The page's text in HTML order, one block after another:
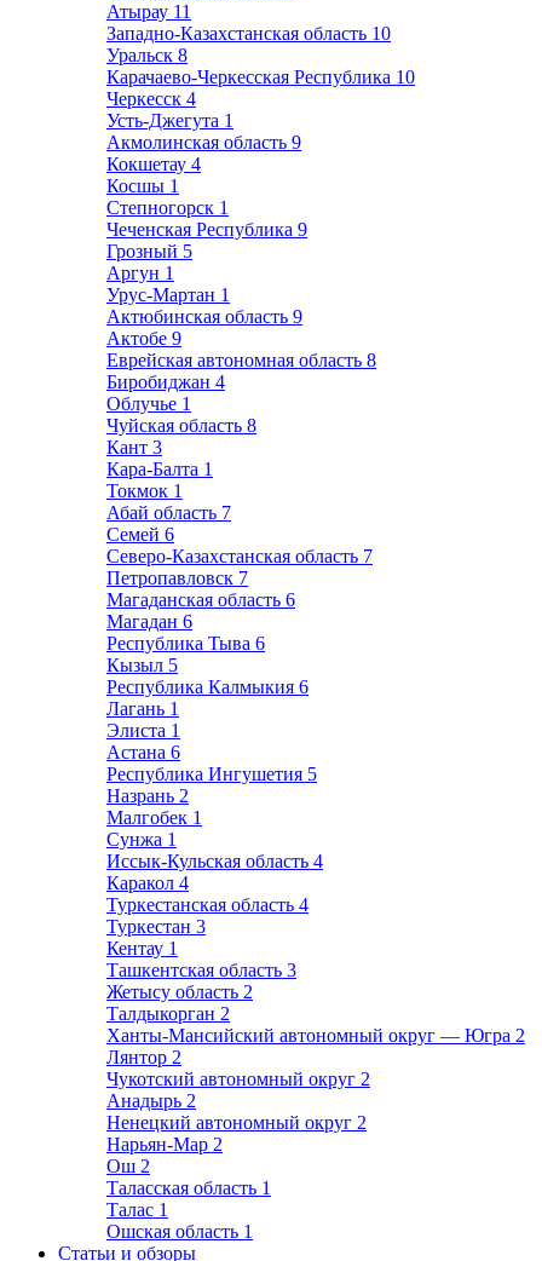
Атырау 11
Западно-Казахстанская область 10
Уральск 8
Карачаево-Черкесская Республика 10
Черкесск 4
Усть-Джегута 1
Акмолинская область 9
Кокшетау 4
Косшы 1
Степногорск 1
Чеченская Республика 9
Грозный 5
Аргун 1
Урус-Мартан 1
Актюбинская область 9
Актобе 9
Еврейская автономная область 8
Биробиджан 4
Облучье 1
Чуйская область 8
Кант 3
Кара-Балта 1
Токмок 1
Абай область 7
Семей 6
Северо-Казахстанская область 7
Петропавловск 7
Магаданская область 6
Магадан 6
Республика Тыва 6
Кызыл 5
Республика Калмыкия 6
Лагань 1
Элиста 1
Астана 6
Республика Ингушетия 5
Назрань 2
Малгобек 1
Сунжа 1
Иссык-Кульская область 4
Каракол 4
Туркестанская область 4
Туркестан 3
Кентау 1
Ташкентская область 3
Жетысу область 2
Талдыкорган 2
Ханты-Мансийский автономный округ — Югра 2
Лянтор 2
Чукотский автономный округ 2
Анадырь 2
Ненецкий автономный округ 2
Нарьян-Мар 2
Ош 2
Таласская область 1
Талас 1
Ошская область 1
Статьи и обзоры